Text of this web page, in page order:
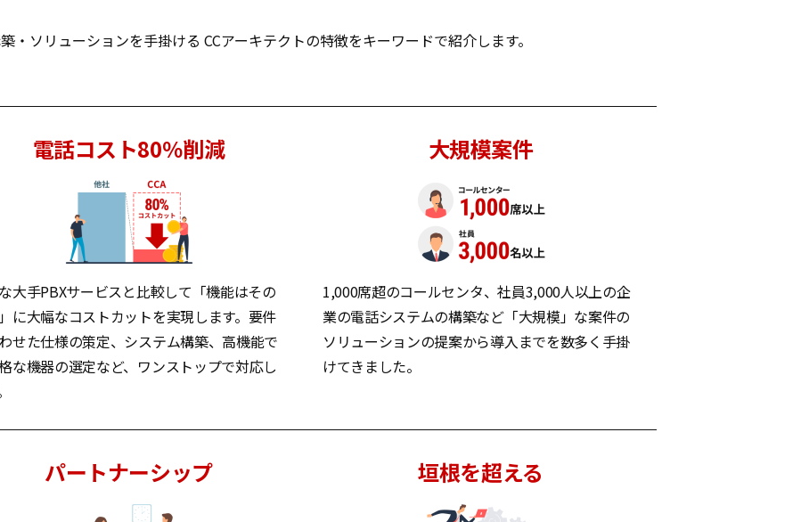
・ソリューションを手掛ける CCアーキテクトの特徴をキーワードで紹介します。
電話コスト80％削減
大手PBXサービスと比較して「機能はその
に大幅なコストカットを実現します。要件
せた仕様の策定、システム構築、高機能で
な機器の選定など、ワンストップで対応し
大規模案件
1,000席超のコールセンタ、社員3,000人以上の企
業の電話システムの構築など「大規模」な案件の
ソリューションの提案から導入までを数多く手掛
けてきました。
パートナーシップ 垣根を超える